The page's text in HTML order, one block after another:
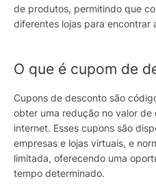
de produtos, permitindo que
diferentes lojas para encontrar
O que é cupom de
Cupons de desconto são
obter uma redução no valor de
internet. Esses cupons são
empresas e lojas virtuais, e
limitada, oferecendo uma
tempo determinado.